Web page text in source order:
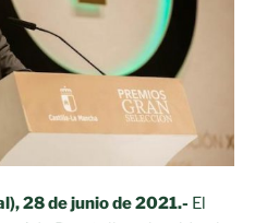
28 de junio de 2021.- El